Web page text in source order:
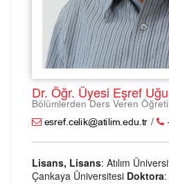
Dr. Öğr. Üyesi Eşref
Bölümlerden Ders Veren
/
Lisans, Lisans: Atılım
Çankaya Üniversitesi Doktora